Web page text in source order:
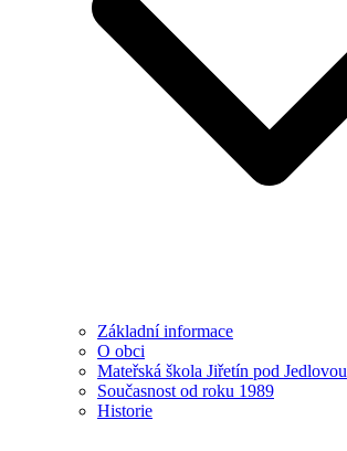
Základní informace
O obci
Mateřská škola Jiřetín pod Jedlovou
Současnost od roku 1989
Historie